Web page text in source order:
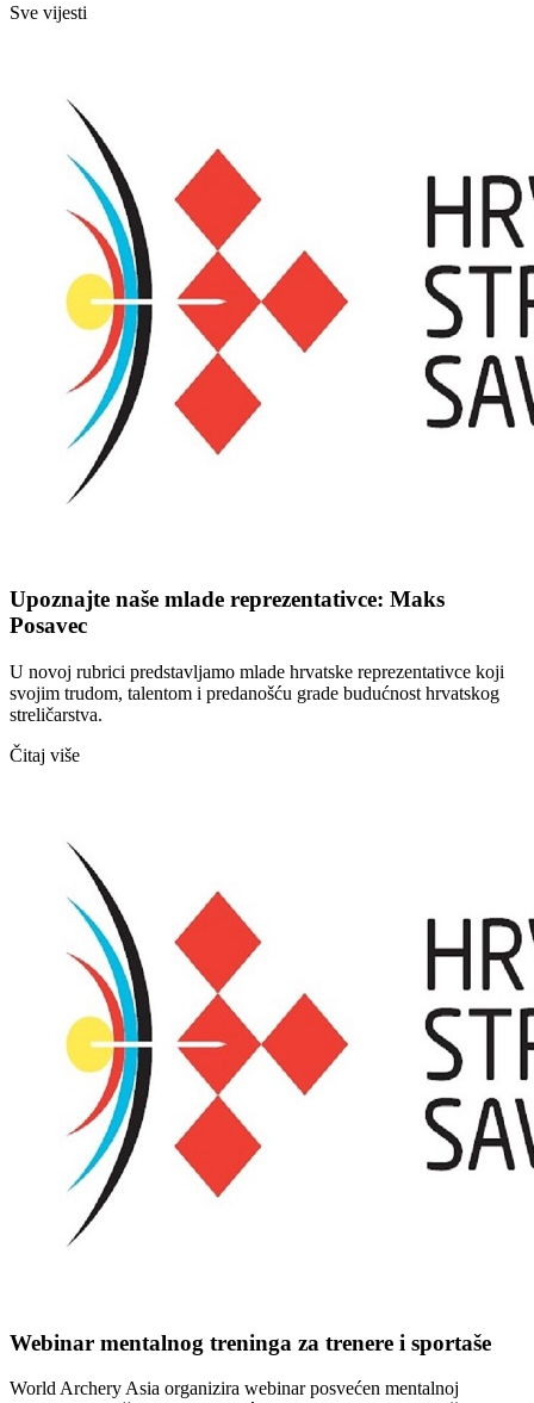
Sve vijesti
Upoznajte naše mlade reprezentativce: Maks
Posavec
U novoj rubrici predstavljamo mlade hrvatske reprezentativce koji
svojim trudom, talentom i predanošću grade budućnost hrvatskog
streličarstva.
Čitaj više
Webinar mentalnog treninga za trenere i sportaše
World Archery Asia organizira webinar posvećen mentalnoj